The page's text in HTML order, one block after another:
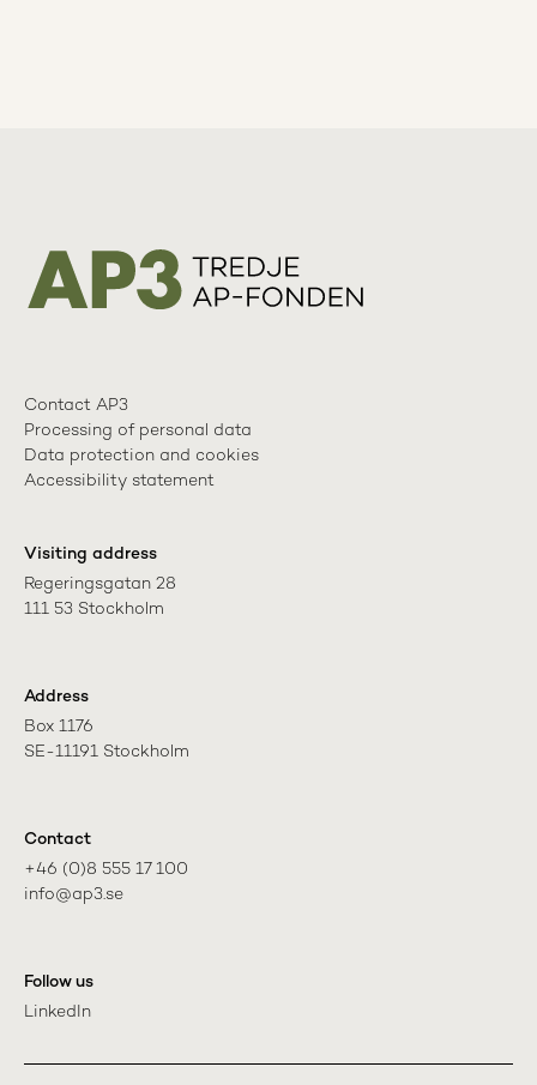
Contact AP3
Processing of personal data
Data protection and cookies
Accessibility statement
Visiting address
Regeringsgatan 28
111 53 Stockholm
Address
Box 1176
SE-11191 Stockholm
Contact
+46 (0)8 555 17 100
info@ap3.se
Follow us
LinkedIn